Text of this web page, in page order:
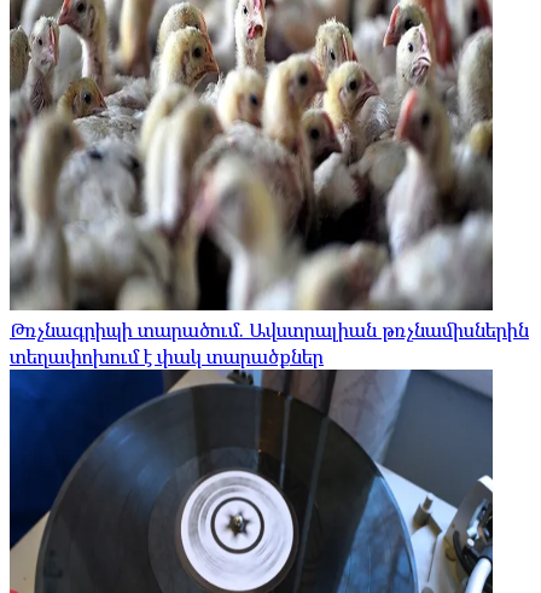
Թռչնագրիպի տարածում. Ավստրալիան թռչնամիսներին
տեղափոխում է փակ տարածքներ